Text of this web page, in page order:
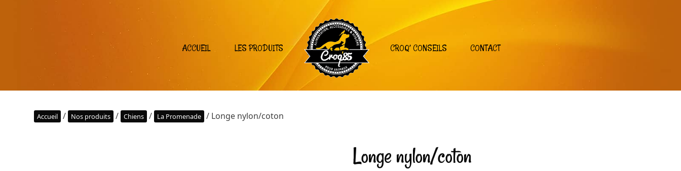
ACCUEIL LES PRODUITS CROQ’ CONSEILS CONTACT
Accueil / Nos produits / Chiens / La Promenade / Longe nylon/coton
Longe nylon/coton